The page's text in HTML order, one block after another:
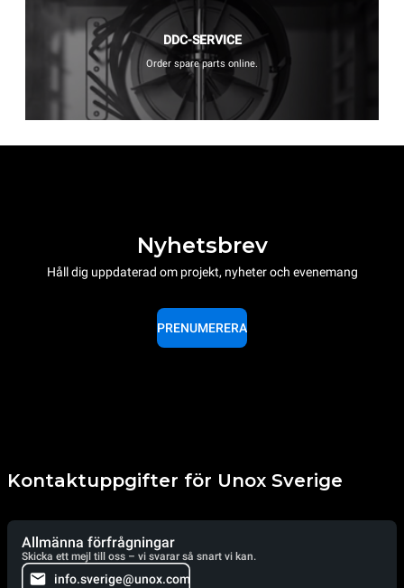
DDC-SERVICE
Order spare parts online.
Nyhetsbrev
Håll dig uppdaterad om projekt, nyheter och evenemang
PRENUMERERA
Kontaktuppgifter för Unox Sverige
Allmänna förfrågningar
Skicka ett mejl till oss – vi svarar så snart vi kan.
info.sverige@unox.com